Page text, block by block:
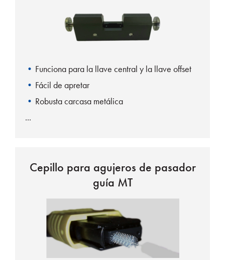
Funciona para la llave central y la llave offset
Fácil de apretar
Robusta carcasa metálica
Cepillo para agujeros de pasador
guía MT